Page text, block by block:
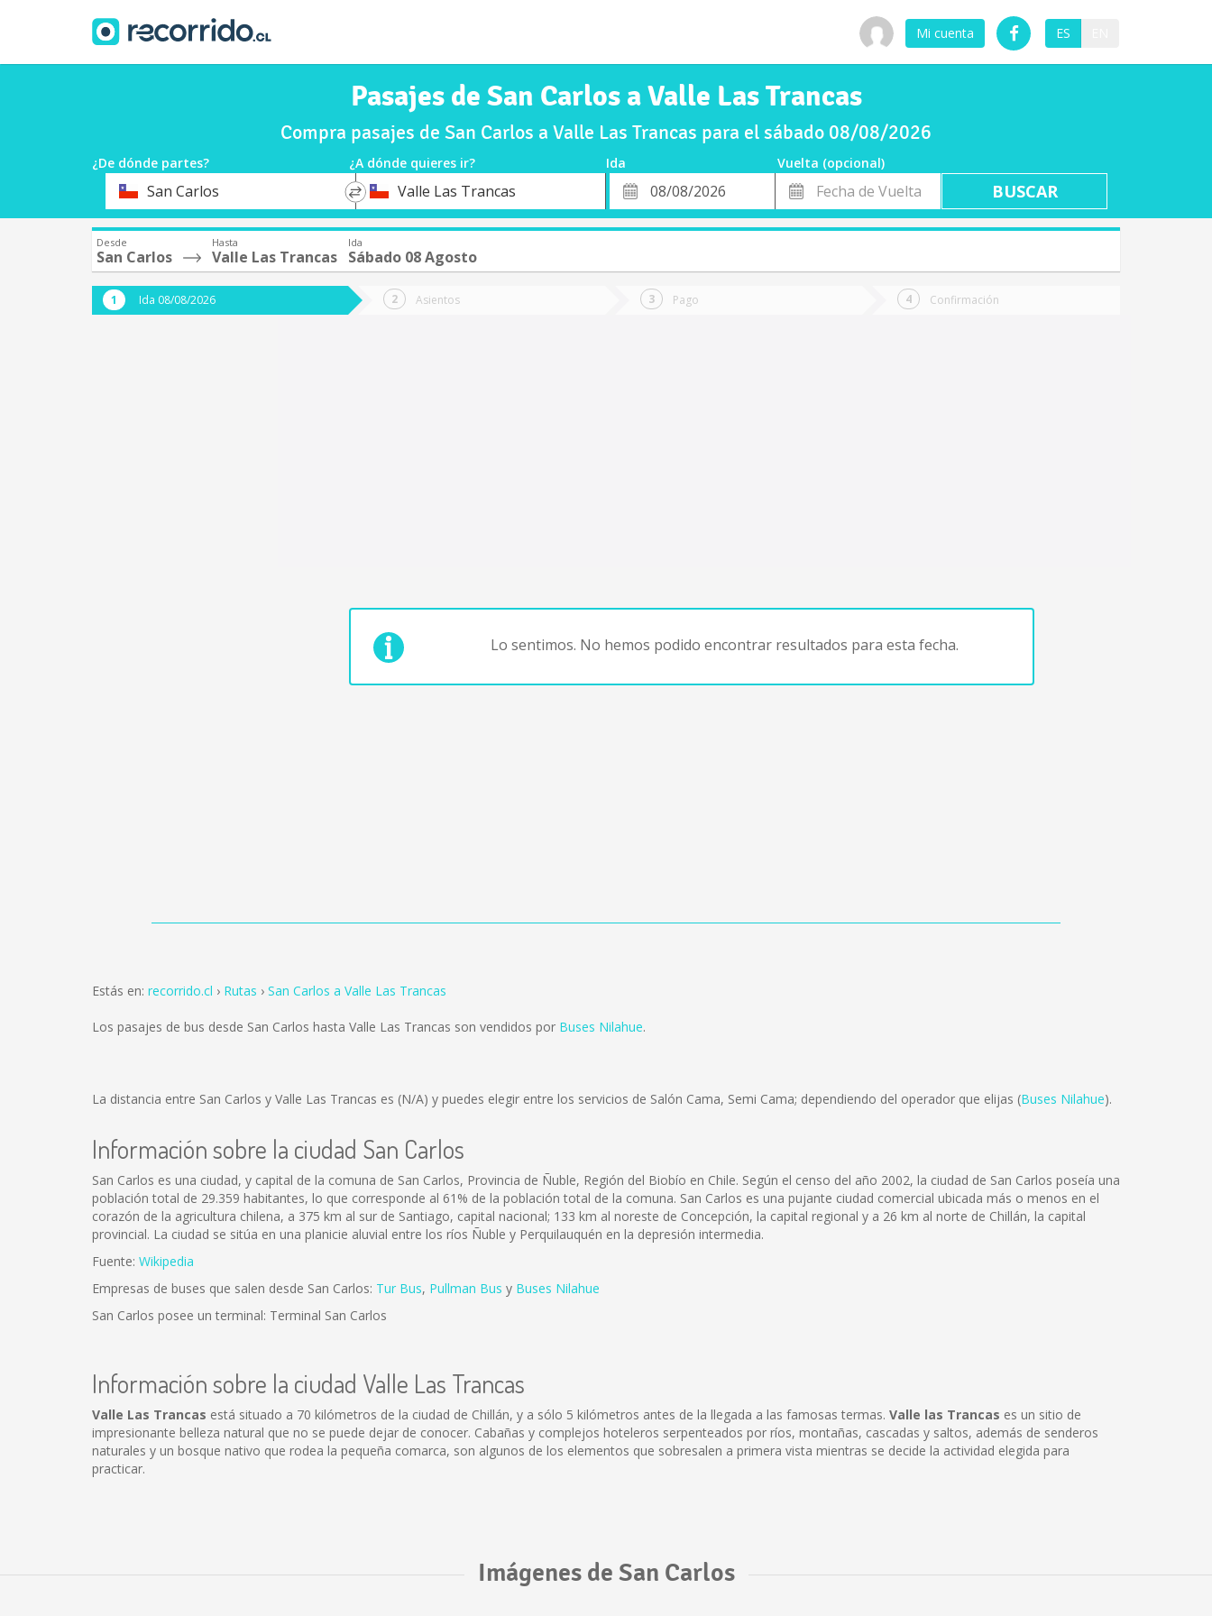
Mi cuenta ES
Pasajes de San Carlos a Valle Las Trancas
Compra pasajes de San Carlos a Valle Las Trancas para el sábado 08/08/2026
¿De dónde partes? ¿A dónde quieres ir? Ida
Vuelta (opcional)
OrigenSan Carlos
*
DestinoValle Las Trancas
Fecha
de
Fecha
de
Vuelta
Desde
San Carlos
Hasta
Valle Las Trancas
Ida
Sábado 08 Agosto
Ida 08/08/2026 Asientos Pago Confirmación
Lo sentimos. No hemos podido encontrar resultados para esta fecha.
Estás en: recorrido.cl Rutas San Carlos a Valle Las Trancas
Los pasajes de bus desde San Carlos hasta Valle Las Trancas son vendidos por Buses Nilahue.
La distancia entre San Carlos y Valle Las Trancas es (N/A) y puedes elegir entre los servicios de Salón Cama, Semi Cama; dependiendo del operador que elijas (Buses Nilahue).
Información sobre la ciudad San Carlos
San Carlos es una ciudad, y capital de la comuna de San Carlos, Provincia de Ñuble, Región del Biobío en Chile. Según el censo del año 2002, la ciudad de San Carlos poseía una
población total de 29.359 habitantes, lo que corresponde al 61% de la población total de la comuna. San Carlos es una pujante ciudad comercial ubicada más o menos en el
corazón de la agricultura chilena, a 375 km al sur de Santiago, capital nacional; 133 km al noreste de Concepción, la capital regional y a 26 km al norte de Chillán, la capital
provincial. La ciudad se sitúa en una planicie aluvial entre los ríos Ñuble y Perquilauquén en la depresión intermedia.
Fuente: Wikipedia
Empresas de buses que salen desde San Carlos: Tur Bus, Pullman Bus y Buses Nilahue
San Carlos posee un terminal: Terminal San Carlos
Información sobre la ciudad Valle Las Trancas
Valle Las Trancas está situado a 70 kilómetros de la ciudad de Chillán, y a sólo 5 kilómetros antes de la llegada a las famosas termas. Valle las Trancas es un sitio de
impresionante belleza natural que no se puede dejar de conocer. Cabañas y complejos hoteleros serpenteados por ríos, montañas, cascadas y saltos, además de senderos
naturales y un bosque nativo que rodea la pequeña comarca, son algunos de los elementos que sobresalen a primera vista mientras se decide la actividad elegida para
practicar.
Imágenes de San Carlos